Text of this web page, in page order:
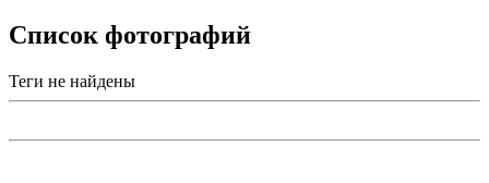
Список фотографий
Теги не найдены